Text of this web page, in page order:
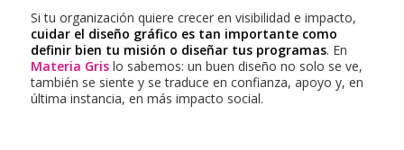
Si tu organización quiere crecer en visibilidad e impacto,
cuidar el diseño gráfico es tan importante como
definir bien tu misión o diseñar tus programas. En
Materia Grislo sabemos: un buen diseño no solo se ve,
también se siente y se traduce en confianza, apoyo y, en
última instancia, en más impacto social.